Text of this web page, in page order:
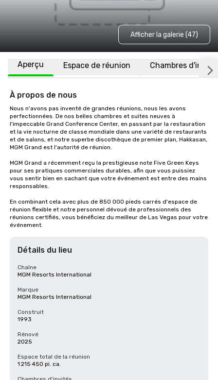
Afficher la galerie (47)
Aperçu Espace de réunion Chambres
À propos de nous
Nous n'avons pas inventé de grandes réunions, nous les avons
perfectionnées. De nos belles chambres et suites neuves à
l'impeccable Grand Conference Center, en passant par la restauration
et la vie nocturne de classe mondiale dans une variété de restaurants
et de salons, et notre superbe discothèque de premier plan, Hakkasan,
MGM Grand est l'autorité de réunion.
MGM Grand a récemment reçu la prestigieuse note Five Green Keys
pour ses pratiques commerciales durables, afin que vous puissiez
vous sentir bien en sachant que votre événement est entre des mains
responsables.
En combinant cela avec plus de 850 000 pieds carrés d'espace de
réunion flexible et notre personnel dévoué de professionnels des
réunions certifiés, vous bénéficiez du meilleur de Las Vegas pour votre
événement.
Détails du lieu
Chaîne
MGM Resorts International
Marque
MGM Resorts International
Construit
1993
Rénové
2025
Espace total de la réunion
1 215 450 pi. ca.